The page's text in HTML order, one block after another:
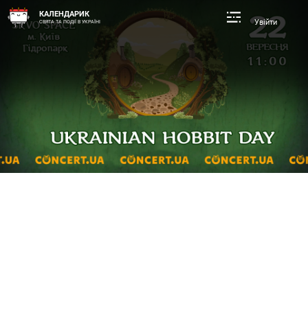
КАЛЕНДАРИК
СВЯТА ТА ПОДІЇ В УКРАЇНІ Увійти